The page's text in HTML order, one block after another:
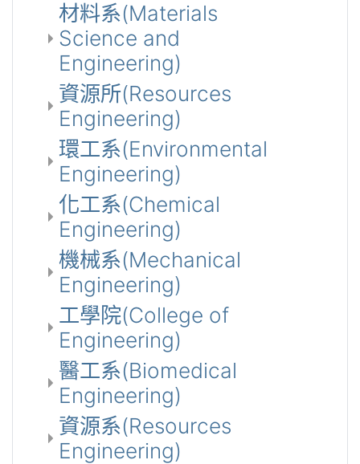
材料系(Materials
Science and
Engineering)
資源所(Resources
Engineering)
環工系(Environmental
Engineering)
化工系(Chemical
Engineering)
機械系(Mechanical
Engineering)
工學院(College of
Engineering)
醫工系(Biomedical
Engineering)
資源系(Resources
Engineering)